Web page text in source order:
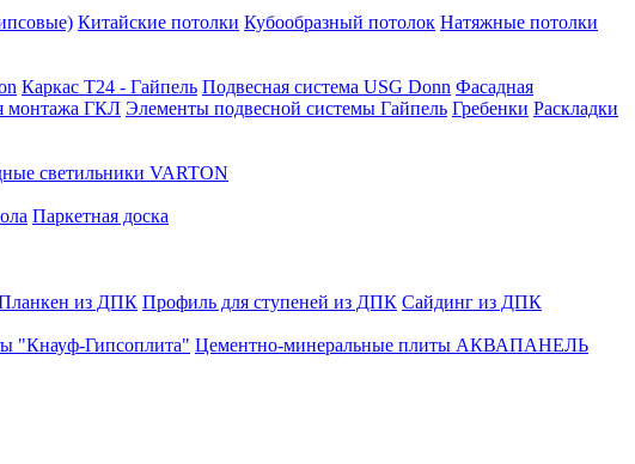
Китайские потолки Кубообразный потолок Натяжные потолки
Каркас Т24 - Гайпель Подвесная система USG Donn Фасадная
монтажа ГКЛ Элементы подвесной системы Гайпель Гребенки Раскладки
светильники VARTON
Паркетная доска
из ДПК Профиль для ступеней из ДПК Сайдинг из ДПК
"Кнауф-Гипсоплита" Цементно-минеральные плиты АКВАПАНЕЛЬ